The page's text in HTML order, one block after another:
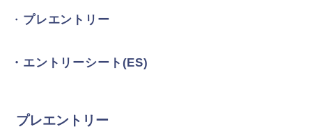
・ プレエントリー
・エントリーシート(ES)
プレエントリー